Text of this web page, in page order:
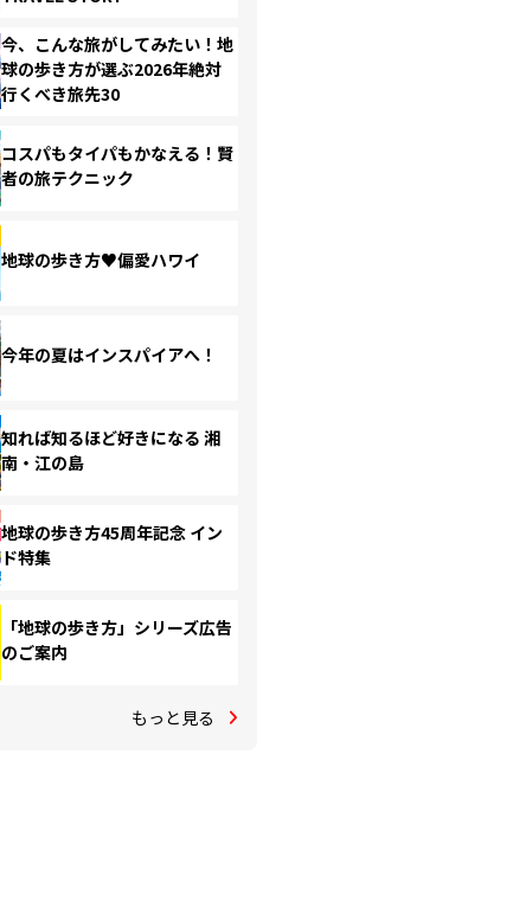
今、こんな旅がしてみたい！地
球の歩き方が選ぶ2026年絶対
行くべき旅先30
コスパもタイパもかなえる！賢
者の旅テクニック
地球の歩き方♥偏愛ハワイ
今年の夏はインスパイアへ！
知れば知るほど好きになる 湘
南・江の島
地球の歩き方45周年記念 イン
ド特集
「地球の歩き方」シリーズ広告
のご案内
もっと見る